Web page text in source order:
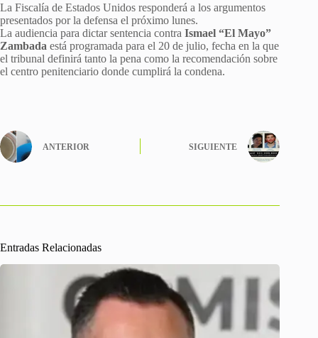
La Fiscalía de Estados Unidos responderá a los argumentos
presentados por la defensa el próximo lunes.
La audiencia para dictar sentencia contra Ismael “El Mayo”
Zambada está programada para el 20 de julio, fecha en la que
el tribunal definirá tanto la pena como la recomendación sobre
el centro penitenciario donde cumplirá la condena.
ANTERIOR SIGUIENTE
Entradas Relacionadas